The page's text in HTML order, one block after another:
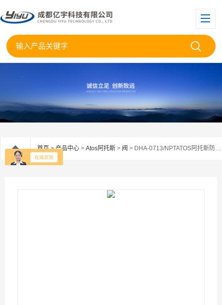
首页>产品中心 > Atos阿托斯 > 阀 > DHA-0713/NPTATOS阿托斯防爆电磁阀DHA-0713/-NPT现货